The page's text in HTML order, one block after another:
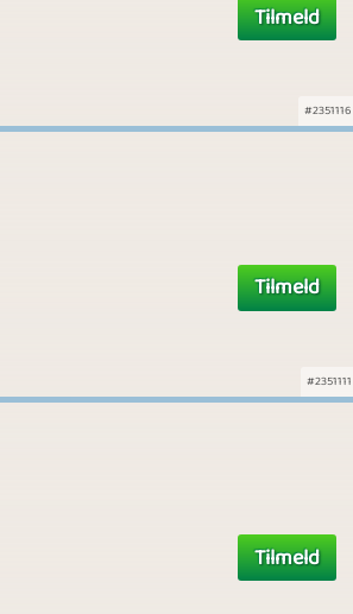
Tilmeld
#2351116
Tilmeld
#2351111
Tilmeld